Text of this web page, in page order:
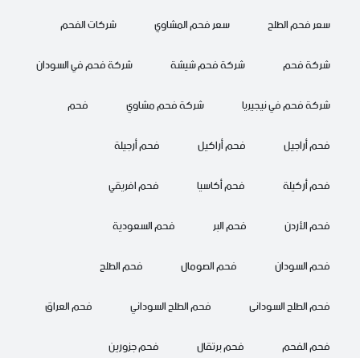
سعر فحم الطلح
سعر فحم المشاوي
شركات الفحم
شركة فحم
شركة فحم شيشة
شركة فحم في السودان
شركة فحم في نيجيريا
شركة فحم مشاوي
فحم
فحم أراجيل
فحم أراكيل
فحم أرجيلة
فحم أركيلة
فحم أكاسيا
فحم افريقي
فحم الأردن
فحم البر
فحم السعودية
فحم السودان
فحم الصومال
فحم الطلح
فحم الطلح السودانى
فحم الطلح السوداني
فحم العراق
فحم الفحم
فحم برتقال
فحم جزورين